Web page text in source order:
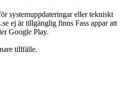
systemuppdateringar eller tekniskt
ej är tillgänglig finns Fass appar att
Google Play.
tillfälle.